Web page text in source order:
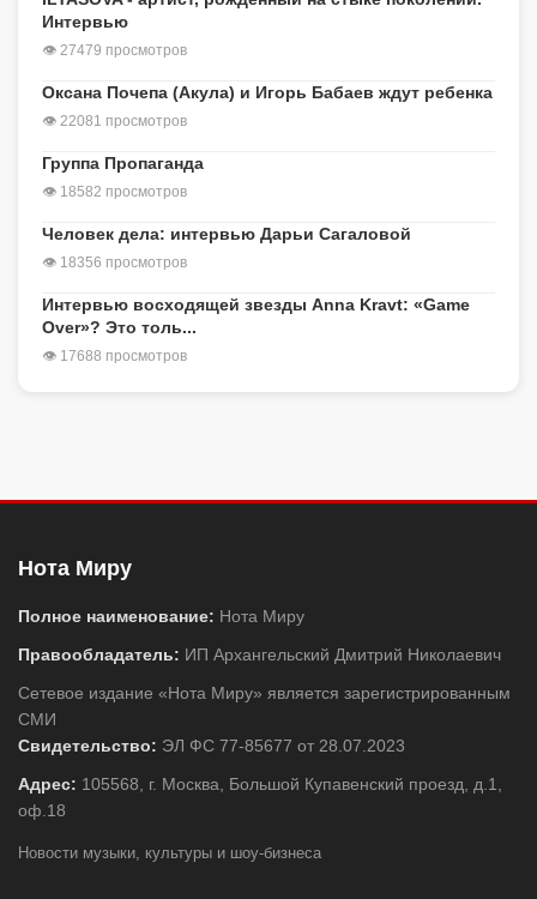
Интервью
👁 27479 просмотров
Оксана Почепа (Акула) и Игорь Бабаев ждут ребенка
👁 22081 просмотров
Группа Пропаганда
👁 18582 просмотров
Человек дела: интервью Дарьи Сагаловой
👁 18356 просмотров
Интервью восходящей звезды Anna Kravt: «Game
Over»? Это толь...
👁 17688 просмотров
Нота Миру
Полное наименование: Нота Миру
Правообладатель: ИП Архангельский Дмитрий Николаевич
Сетевое издание «Нота Миру» является зарегистрированным
СМИ
Свидетельство: ЭЛ ФС 77-85677 от 28.07.2023
Адрес: 105568, г. Москва, Большой Купавенский проезд, д.1,
оф.18
Новости музыки, культуры и шоу-бизнеса